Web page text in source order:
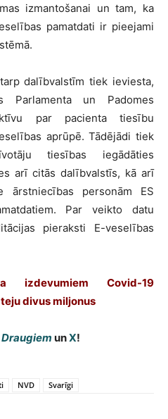
izmantošanai un tam, ka
pamatdati ir pieejami
dalībvalstīm tiek ieviesta,
Parlamenta un Padomes
par pacienta tiesību
aprūpē. Tādējādi tiek
tiesības iegādāties
arī citās dalībvalstīs, kā arī
ārstniecības personām ES
Par veikto datu
pieraksti E-veselības
izdevumiem Covid-19
divus miljonus
Draugiem unX!
NVD Svarīgi